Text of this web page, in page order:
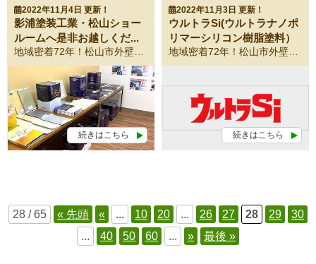
2022年11月4日 更新！
影浦塗装工業・松山ショー
ルームへ是非お越しくだ...
続きはこちら
2022年11月3日 更新！
ウルトラSi(ウルトラナノポ
リマーシリコン樹脂塗料）
続きはこちら
28 / 65 « 先頭 « ... 10 20 ... 26 27 28 29
30
...
40 50 60 ... » 最後 »